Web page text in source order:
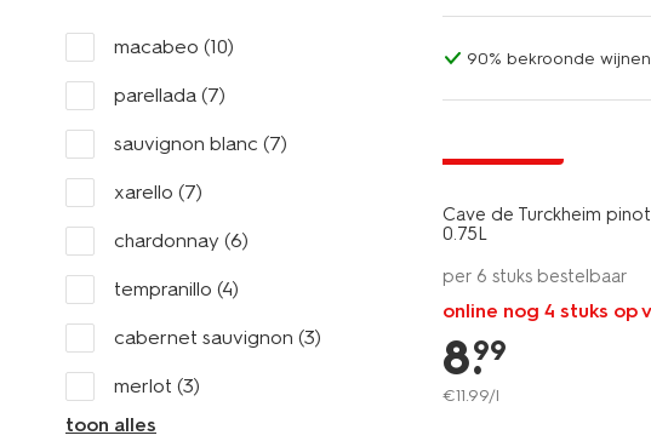
macabeo (10)
parellada (7)
sauvignon blanc (7)
xarello (7)
chardonnay (6)
tempranillo (4)
cabernet sauvignon (3)
merlot (3)
toon alles
90% bekroonde wijnen
Cave de Turckheim
0.75L
per 6 stuks bestelbaar
online nog 4 stuks op
8.
99
€11.99/l